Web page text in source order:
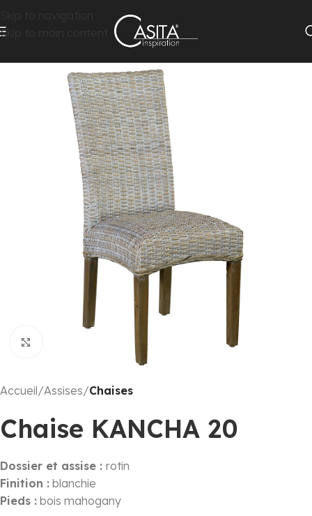
Skip to main content
Accueil Assises Chaises
Chaise KANCHA 20
Dossier et assise : rotin
Finition : blanchie
Pieds : bois mahogany